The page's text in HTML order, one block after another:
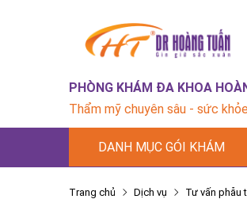
PHÒNG KHÁM ĐA KHOA
Thẩm mỹ chuyên sâu - sức
DANH MỤC GÓI KHÁM
Trang chủ Dịch vụ Tư vấn phẫu